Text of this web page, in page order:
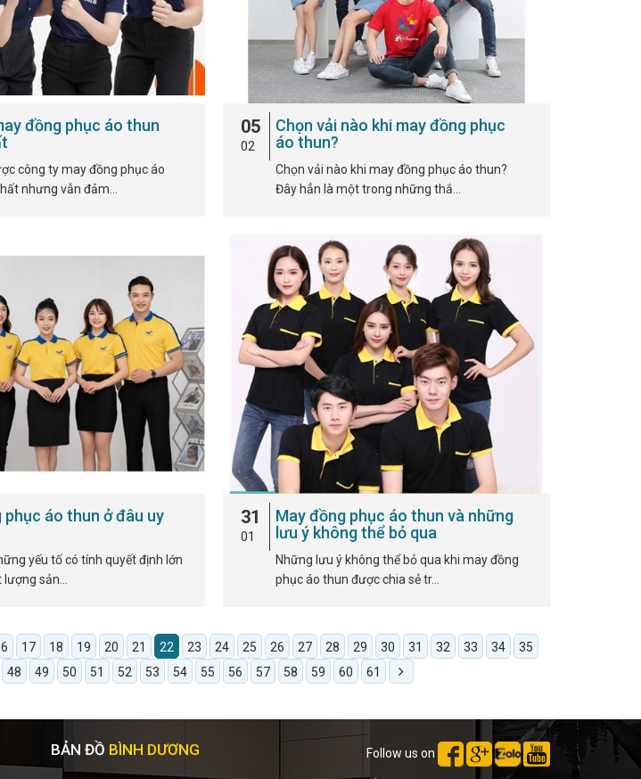
đồng phục áo thun
công ty may đồng phục áo
nhưng vẫn đảm…
05
02
Chọn vải nào khi may đồng phục
áo thun?
Chọn vải nào khi may đồng phục áo thun?
Đây hẳn là một trong những thắ…
phục áo thun ở đâu uy
yếu tố có tính quyết định lớn
sản…
31
01
May đồng phục áo thun và những
lưu ý không thể bỏ qua
Những lưu ý không thể bỏ qua khi may đồng
phục áo thun được chia sẻ tr…
17 18 19 20 21 22 23 24 25 26 27 28 29 30 31 32 33 34
35
48 49 50 51 52 53 54 55 56 57 58 59 60 61
BẢN ĐỒ BÌNH DƯƠNG Follow us on